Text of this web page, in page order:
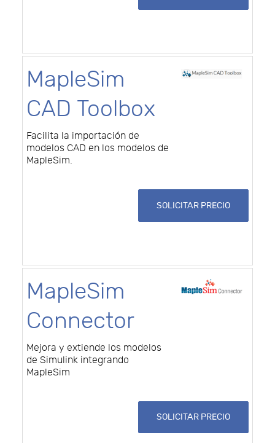
MapleSim
CAD Toolbox
Facilita la importación de
modelos CAD en los modelos de
MapleSim.
SOLICITAR PRECIO
MapleSim
Connector
Mejora y extiende los modelos
de Simulink integrando
MapleSim
SOLICITAR PRECIO